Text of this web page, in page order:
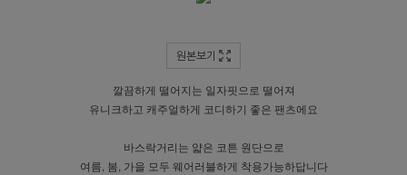
원본보기
깔끔하게 떨어지는 일자핏으로 떨어져
유니크하고 캐주얼하게 코디하기 좋은 팬츠에요
바스락거리는 얇은 코튼 원단으로
여름, 봄, 가을 모두 웨어러블하게 착용가능하답니다